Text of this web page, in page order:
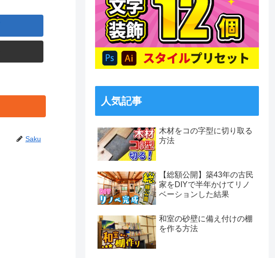
Saku
人気記事
木材をコの字型に切り取る
方法
【総額公開】築43年の古民
家をDIYで半年かけてリノ
ベーションした結果
和室の砂壁に備え付けの棚
を作る方法